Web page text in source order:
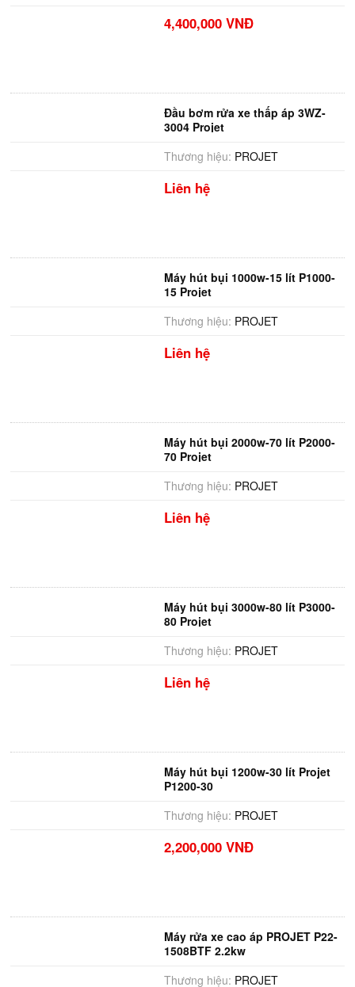
4,400,000 VNĐ
Đầu bơm rửa xe thấp áp 3WZ-
3004 Projet
Thương hiệu: PROJET
Liên hệ
Máy hút bụi 1000w-15 lít P1000-
15 Projet
Thương hiệu: PROJET
Liên hệ
Máy hút bụi 2000w-70 lít P2000-
70 Projet
Thương hiệu: PROJET
Liên hệ
Máy hút bụi 3000w-80 lít P3000-
80 Projet
Thương hiệu: PROJET
Liên hệ
Máy hút bụi 1200w-30 lít Projet
P1200-30
Thương hiệu: PROJET
2,200,000 VNĐ
Máy rửa xe cao áp PROJET P22-
1508BTF 2.2kw
Thương hiệu: PROJET